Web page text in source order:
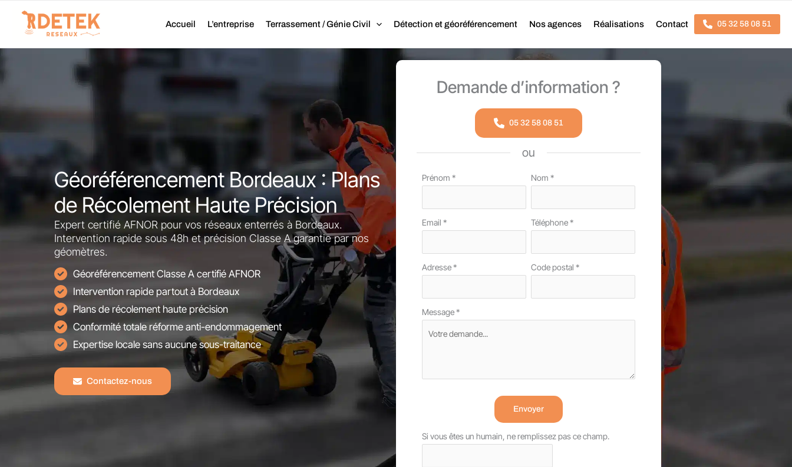
contenu
Accueil L’entreprise Terrassement / Génie Civil Détection et géoréférencement Nos agences Réalisations Contact 05 32 58 08 51
Géoréférencement Bordeaux : Plans
de Récolement Haute Précision
Expert certifié AFNOR pour vos réseaux enterrés à Bordeaux.
Intervention rapide sous 48h et précision Classe A garantie par nos
géomètres.
Géoréférencement Classe A certifié AFNOR
Intervention rapide partout à Bordeaux
Plans de récolement haute précision
Conformité totale réforme anti-endommagement
Expertise locale sans aucune sous-traitance
Contactez-nous
Demande d’information ?
05 32 58 08 51
ou
Formulaire
avec
téléphone
Prénom * Nom *
Email * Téléphone*
Adresse* Code postal *
Message*
Envoyer
Si vous êtes un humain, ne remplissez pas ce champ.